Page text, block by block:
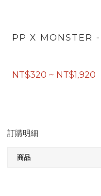
PP X MONSTER -
NT$320 ~ NT$1,920
訂購明細
商品